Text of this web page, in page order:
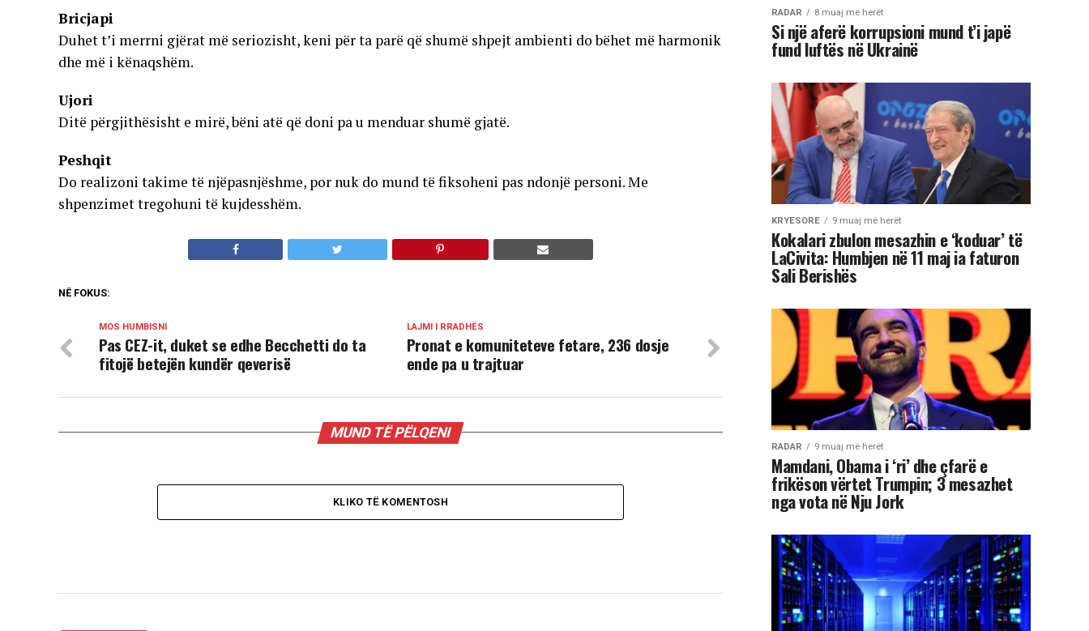
Bricjapi
Duhet t’i merrni gjërat më seriozisht, keni për ta parë që shumë shpejt ambienti do bëhet më harmonik
dhe më i kënaqshëm.
Ujori
Ditë përgjithësisht e mirë, bëni atë që doni pa u menduar shumë gjatë.
Peshqit
Do realizoni takime të njëpasnjëshme, por nuk do mund të fiksoheni pas ndonjë personi. Me
shpenzimet tregohuni të kujdesshëm.
NË FOKUS:
LAJMI I RRADHËS
Pronat e komuniteteve fetare, 236 dosje
ende pa u trajtuar
MOS HUMBISNI
Pas CEZ-it, duket se edhe Becchetti do ta
fitojë betejën kundër qeverisë
MUND TË PËLQENI
KLIKO TË KOMENTOSH
RADAR 8 muaj më herët
Si një aferë korrupsioni mund t’i japë
fund luftës në Ukrainë
KRYESORE 9 muaj më herët
Kokalari zbulon mesazhin e ‘koduar’ të
LaCivita: Humbjen në 11 maj ia faturon
Sali Berishës
RADAR 9 muaj më herët
Mamdani, Obama i ‘ri’ dhe çfarë e
frikëson vërtet Trumpin; 3 mesazhet
nga vota në Nju Jork